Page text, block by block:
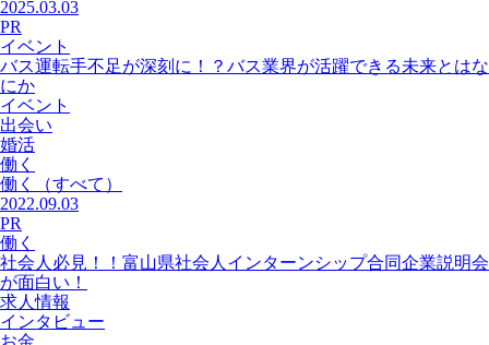
2025.03.03
PR
イベント
バス運転手不足が深刻に！？バス業界が活躍できる未来とはな
にか
イベント
出会い
婚活
働く
働く
（すべて）
2022.09.03
PR
働く
社会人必見！！富山県社会人インターンシップ合同企業説明会
が面白い！
求人情報
インタビュー
お金